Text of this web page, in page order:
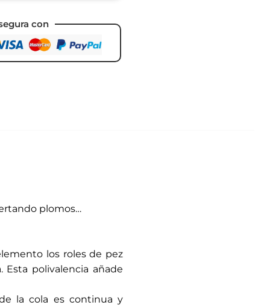
con
plomos…
los roles de pez
polivalencia añade
la cola es continua y